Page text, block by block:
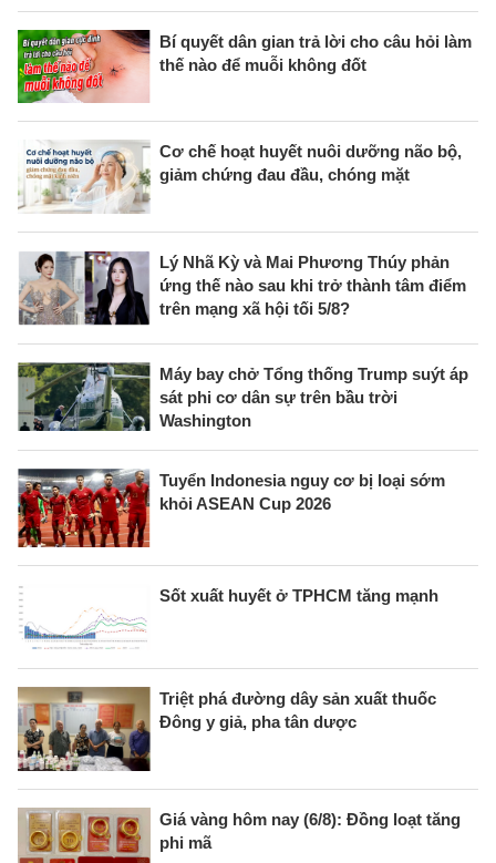
Bí quyết dân gian trả lời cho câu hỏi làm
thế nào để muỗi không đốt
Cơ chế hoạt huyết nuôi dưỡng não bộ,
giảm chứng đau đầu, chóng mặt
Lý Nhã Kỳ và Mai Phương Thúy phản
ứng thế nào sau khi trở thành tâm điểm
trên mạng xã hội tối 5/8?
Máy bay chở Tổng thống Trump suýt áp
sát phi cơ dân sự trên bầu trời
Washington
Tuyển Indonesia nguy cơ bị loại sớm
khỏi ASEAN Cup 2026
Sốt xuất huyết ở TPHCM tăng mạnh
Triệt phá đường dây sản xuất thuốc
Đông y giả, pha tân dược
Giá vàng hôm nay (6/8): Đồng loạt tăng
phi mã